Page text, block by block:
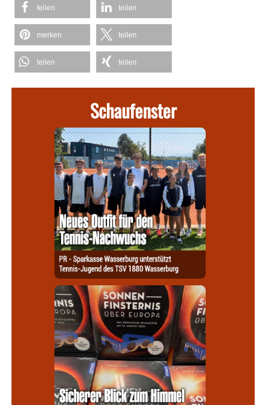
teilen teilen
merken teilen
teilen teilen
Schaufenster